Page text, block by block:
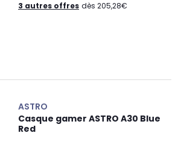
3 autres offres dès 205,28€
ASTRO
Casque gamer ASTRO A30 Blue
Red